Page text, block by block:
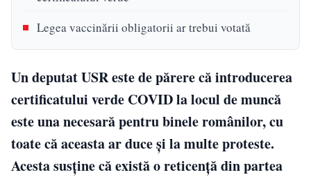
Legea vaccinării obligatorii ar trebui votată
Un deputat USR este de părere că introducerea
certificatului verde COVID la locul de muncă
este una necesară pentru binele românilor, cu
toate că aceasta ar duce și la multe proteste.
Acesta susține că există o reticență din partea